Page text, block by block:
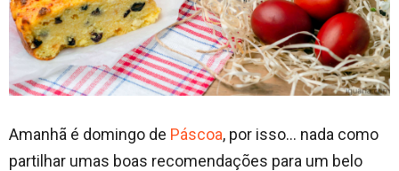
Amanhã é domingo de Páscoa, por isso… nada como
partilhar umas boas recomendações para um belo